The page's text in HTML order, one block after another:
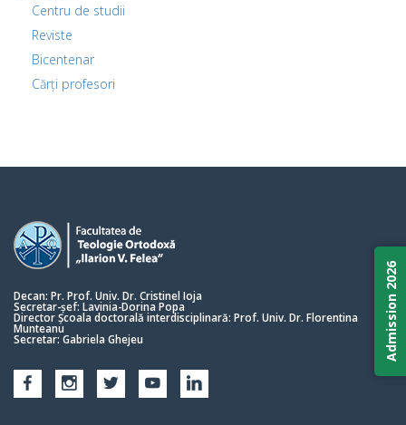
Centru de studii
Reviste
Bicentenar
Cărți profesori
Decan: Pr. Prof. Univ. Dr. Cristinel Ioja
Secretar-șef: Lavinia-Dorina Popa
Director Școala doctorală interdisciplinară: Prof. Univ. Dr. Florentina
Munteanu
Secretar: Gabriela Ghejeu
Admission 2026